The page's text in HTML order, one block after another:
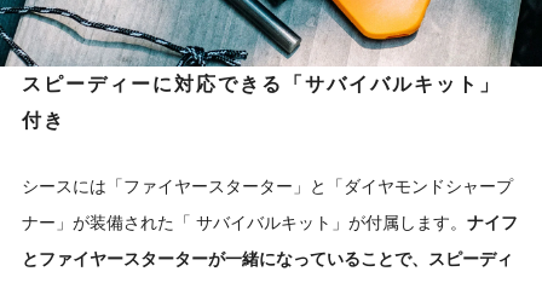
スピーディーに対応できる「サバイバルキット」
付き
シースには「ファイヤースターター」と「ダイヤモンドシャープ
ナー」が装備された「 サバイバルキット」が付属します。 ナイフ
とファイヤースターターが一緒になっていることで、スピーディ